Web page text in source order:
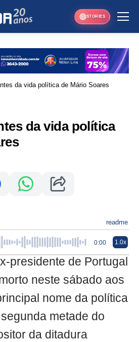
STORIES
da vida política de Mário Soares
da vida política
readme
0:00 1.0x
presidente de Portugal
neste sábado aos
nome da política
metade do
da ditadura